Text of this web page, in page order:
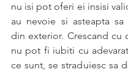
nu isi pot oferi ei insisi
au nevoie si asteapta
din exterior. Crescand cu
nu pot fi iubiti cu
ce sunt, se straduiesc sa